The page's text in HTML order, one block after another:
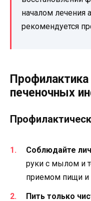
началом лечения
рекомендуется
печеночных
Соблюдайте
руки с мылом и
приемом пищи и
Пить только